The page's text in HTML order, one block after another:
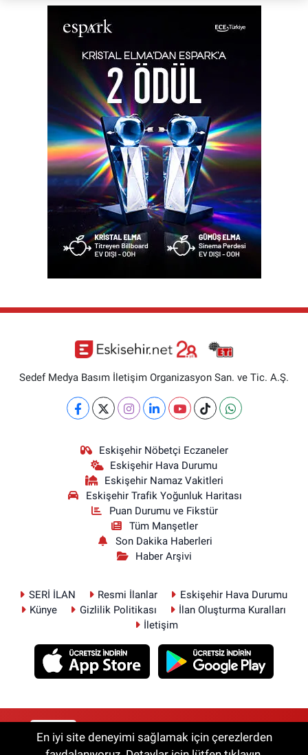
Sedef Medya Basım İletişim Organizasyon San. ve Tic. A.Ş.
Eskişehir Nöbetçi Eczaneler
Eskişehir Hava Durumu
Eskişehir Namaz Vakitleri
Eskişehir Trafik Yoğunluk Haritası
Puan Durumu ve Fikstür
Tüm Manşetler
Son Dakika Haberleri
Haber Arşivi
SERİ İLAN Resmi İlanlar
Eskişehir Hava Durumu
Künye
Gizlilik Politikası
İlan Oluşturma Kuralları
İletişim
RSS Copyright © 2026. Her hakkı saklıdır.
En iyi site deneyimi sağlamak için çerezlerden